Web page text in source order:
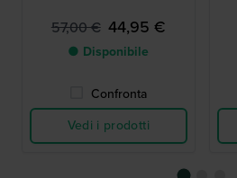
57,00 € 44,95 €
● Disponibile
Confronta
Vedi i prodotti